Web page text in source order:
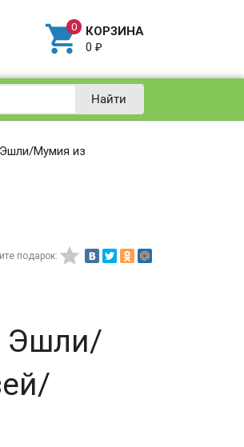
 КОРЗИНА
0₽
Найти
Эшли/Мумия из
подарок: 
Эшли/